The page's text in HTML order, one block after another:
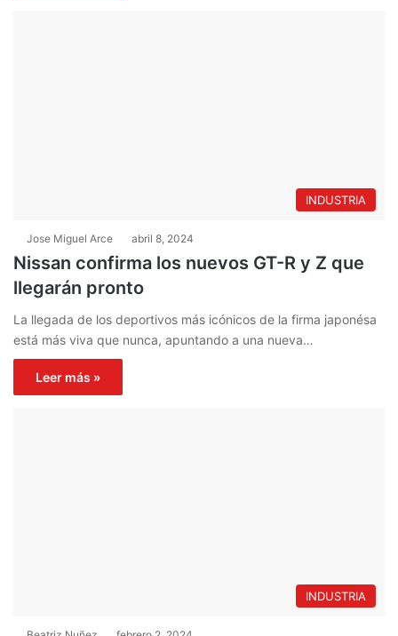
INDUSTRIA
Jose Miguel Arce abril 8, 2024
Nissan confirma los nuevos GT-R y Z que
llegarán pronto
La llegada de los deportivos más icónicos de la firma japonésa
está más viva que nunca, apuntando a una nueva…
Leer más »
INDUSTRIA